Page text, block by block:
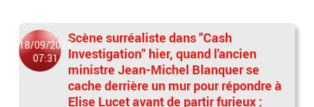
18/09/2024
07:31
Scène surréaliste dans "Cash
Investigation" hier, quand l'ancien
ministre Jean-Michel Blanquer se
cache derrière un mur pour répondre à
Elise Lucet avant de partir furieux :